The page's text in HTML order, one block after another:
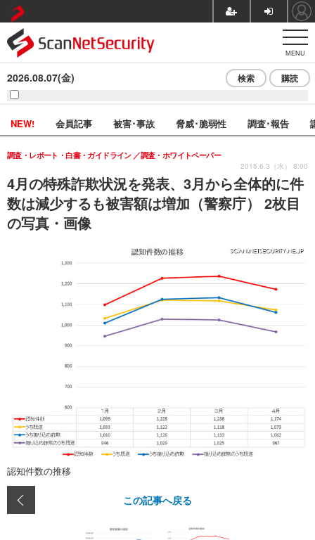
MENU
2026.08.07(金) 検索 購読
NEW! 会員記事 被害･事故 脅威･脆弱性 調査･報告
4月の特殊詐欺状況を発表、3月から全体的に件
数は減少するも被害額は増加（警察庁） 2枚目
の写真・画像
調査・レポート・白書・ガイドライン 調査・ホワイトペーパー
2015.6.3（水） 8:00
認知件数の推移
この記事へ戻る